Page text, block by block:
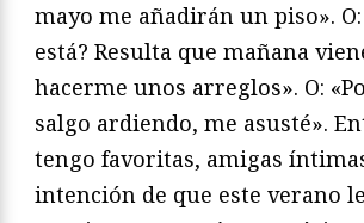
mayo me añadirán un piso».
está? Resulta que mañana
hacerme unos arreglos». O:
salgo ardiendo, me asusté».
tengo favoritas, amigas
intención de que este verano